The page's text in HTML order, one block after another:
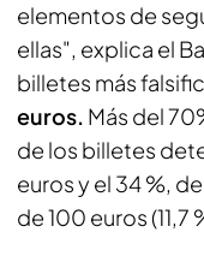
elementos de
ellas", explica el
billetes más
euros. Más del
de los billetes
euros y el 34 %,
de 100 euros (11,7